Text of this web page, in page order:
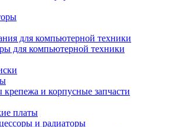
для компьютерной техники
для компьютерной техники
и корпусные запчасти
платы
и радиаторы